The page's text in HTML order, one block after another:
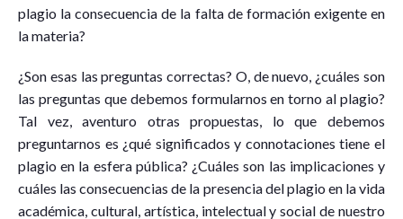
plagio la consecuencia de la falta de formación exigente en
la materia?
¿Son esas las preguntas correctas? O, de nuevo, ¿cuáles son
las preguntas que debemos formularnos en torno al plagio?
Tal vez, aventuro otras propuestas, lo que debemos
preguntarnos es ¿qué significados y connotaciones tiene el
plagio en la esfera pública? ¿Cuáles son las implicaciones y
cuáles las consecuencias de la presencia del plagio en la vida
académica, cultural, artística, intelectual y social de nuestro